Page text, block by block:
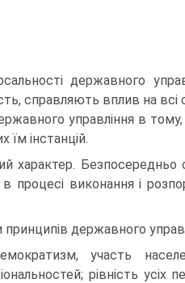
державного
справляють вплив на
державного управління в
їм інстанцій.
характер. Безпосередньо
процесі виконання і
принципів державного
участь
рівність